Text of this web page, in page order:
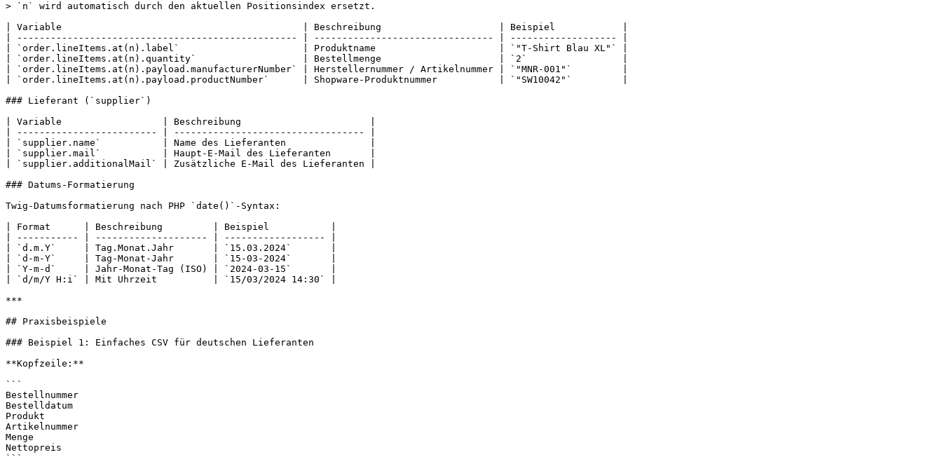
> `n` wird automatisch durch den aktuellen Positionsindex ersetzt.
| Variable                                           | Beschreibung                     | Beispiel            |
| -------------------------------------------------- | -------------------------------- | ------------------- |
| `order.lineItems.at(n).label`                      | Produktname                      | `"T-Shirt Blau XL"` |
| `order.lineItems.at(n).quantity`                   | Bestellmenge                     | `2`                 |
| `order.lineItems.at(n).payload.manufacturerNumber` | Herstellernummer / Artikelnummer | `"MNR-001"`         |
| `order.lineItems.at(n).payload.productNumber`      | Shopware-Produktnummer           | `"SW10042"`         |
### Lieferant (`supplier`)
| Variable                  | Beschreibung                       |
| ------------------------- | ---------------------------------- |
| `supplier.name`           | Name des Lieferanten               |
| `supplier.mail`           | Haupt-E-Mail des Lieferanten       |
| `supplier.additionalMail` | Zusätzliche E-Mail des Lieferanten |
### Datums-Formatierung
Twig-Datumsformatierung nach PHP `date()`-Syntax:
| Format      | Beschreibung         | Beispiel           |
| ----------- | -------------------- | ------------------ |
| `d.m.Y`     | Tag.Monat.Jahr       | `15.03.2024`       |
| `d-m-Y`     | Tag-Monat-Jahr       | `15-03-2024`       |
| `Y-m-d`     | Jahr-Monat-Tag (ISO) | `2024-03-15`       |
| `d/m/Y H:i` | Mit Uhrzeit          | `15/03/2024 14:30` |
***
## Praxisbeispiele
### Beispiel 1: Einfaches CSV für deutschen Lieferanten
**Kopfzeile:**
```
Bestellnummer
Bestelldatum
Produkt
Artikelnummer
Menge
Nettopreis
```